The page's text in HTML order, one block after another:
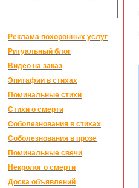
Реклама похоронных услуг
Ритуальный блог
Видео на заказ
Эпитафии в стихах
Поминальные стихи
Стихи о смерти
Соболезнования в стихах
Соболезнования в прозе
Поминальные свечи
Некролог о смерти
Доска объявлений